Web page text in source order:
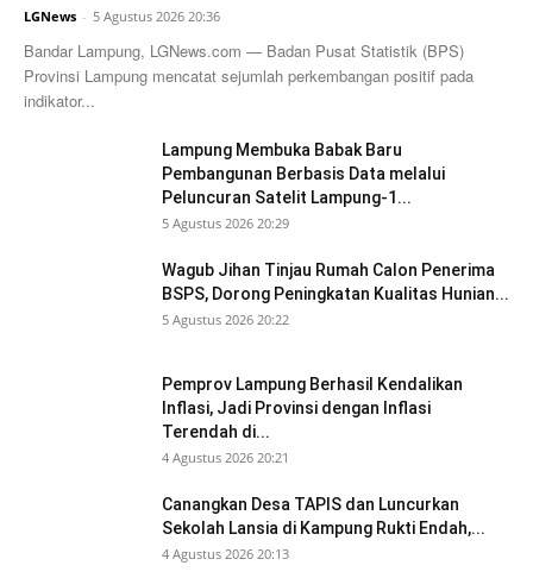
LGNews - 5 Agustus 2026 20:36
Bandar Lampung, LGNews.com — Badan Pusat Statistik (BPS)
Provinsi Lampung mencatat sejumlah perkembangan positif pada
indikator...
Lampung Membuka Babak Baru
Pembangunan Berbasis Data melalui
Peluncuran Satelit Lampung-1...
5 Agustus 2026 20:29
Wagub Jihan Tinjau Rumah Calon Penerima
BSPS, Dorong Peningkatan Kualitas Hunian...
5 Agustus 2026 20:22
Pemprov Lampung Berhasil Kendalikan
Inflasi, Jadi Provinsi dengan Inflasi
Terendah di...
4 Agustus 2026 20:21
Canangkan Desa TAPIS dan Luncurkan
Sekolah Lansia di Kampung Rukti Endah,...
4 Agustus 2026 20:13